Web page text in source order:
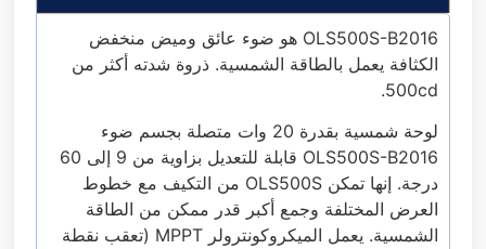
OLS500S-B2016 هو ضوء عائق وميض منخفض
الكثافة يعمل بالطاقة الشمسية. ذروة شدته أكثر من
500cd.
لوحة شمسية بقدرة 20 وات متصلة بجسم ضوء
OLS500S-B2016 قابلة للتعديل بزاوية من 9 إلى 60
درجة. إنها تمكن OLS500S من التكيف مع خطوط
العرض المختلفة وجمع أكبر قدر ممكن من الطاقة
الشمسية. يعمل الميكروكونترولر MPPT (تعقب نقطة